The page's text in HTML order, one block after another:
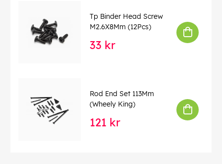
Tp Binder Head Screw
M2.6X8Mm (12Pcs)
33 kr
Rod End Set 113Mm
(Wheely King)
121 kr